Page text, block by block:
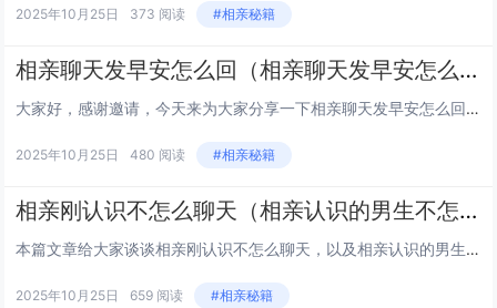
2025年10月25日 373 阅读 #相亲秘籍
相亲聊天发早安怎么回（相亲聊天发早安怎么回复对方）
大家好，感谢邀请，今天来为大家分享一下相亲聊天发早安怎么回的问题，以及和相亲聊天发早安怎么回复对方的一些困惑，大家要是还不太明白的话，也没有关系，因为接下来将为大家分享，希望可以帮助到大家，解决大家的问题，下面就开始吧！ 刚认识女生发早怎么...
2025年10月25日 480 阅读 #相亲秘籍
相亲刚认识不怎么聊天（相亲认识的男生不怎么主动聊天怎么办）
本篇文章给大家谈谈相亲刚认识不怎么聊天，以及相亲认识的男生不怎么主动聊天怎么办对应的知识点，文章可能有点长，但是希望大家可以阅读完，增长自己的知识，最重要的是希望对各位有所帮助，可以解决了您的问题，不要忘了收藏本站喔。 1相亲不会聊天怎么办...
2025年10月25日 659 阅读 #相亲秘籍